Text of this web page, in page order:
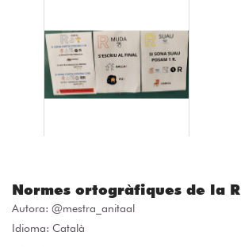
Normes ortogràfiques de la R
Autora: @mestra_anitaal
Idioma: Català